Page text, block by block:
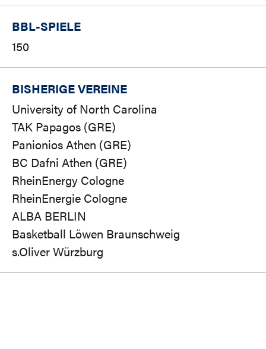
BBL-SPIELE
150
BISHERIGE VEREINE
University of North Carolina
TAK Papagos (GRE)
Panionios Athen (GRE)
BC Dafni Athen (GRE)
RheinEnergy Cologne
RheinEnergie Cologne
ALBA BERLIN
Basketball Löwen Braunschweig
s.Oliver Würzburg